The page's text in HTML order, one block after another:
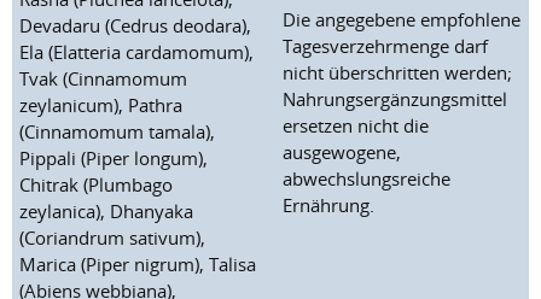
Devadaru (Cedrus deodara),
Ela (Elatteria cardamomum),
Tvak (Cinnamomum
zeylanicum), Pathra
(Cinnamomum tamala),
Pippali (Piper longum),
Chitrak (Plumbago
zeylanica), Dhanyaka
(Coriandrum sativum),
Marica (Piper nigrum), Talisa
(Abiens webbiana),
Die angegebene empfohlene
Tagesverzehrmenge darf
nicht überschritten werden;
Nahrungsergänzungsmittel
ersetzen nicht die
ausgewogene,
abwechslungsreiche
Ernährung.